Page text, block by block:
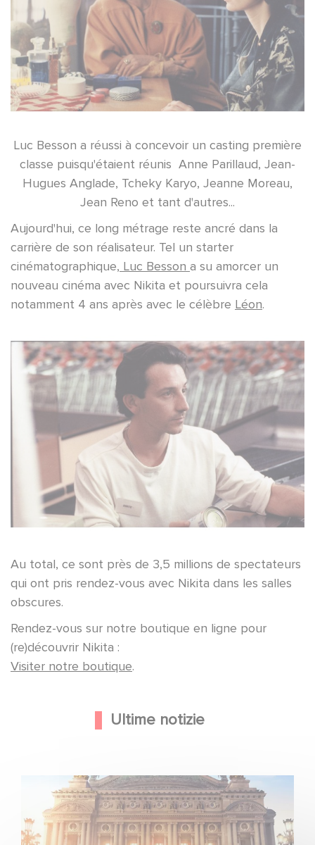
Luc Besson a réussi à concevoir un casting première
classe puisqu'étaient réunis Anne Parillaud, Jean-
Hugues Anglade, Tcheky Karyo, Jeanne Moreau,
Jean Reno et tant d'autres...
Aujourd'hui, ce long métrage reste ancré dans la
carrière de son réalisateur. Tel un starter
cinématographique, Luc Besson a su amorcer un
nouveau cinéma avec Nikita et poursuivra cela
notamment 4 ans après avec le célèbre Léon.
Au total, ce sont près de 3,5 millions de spectateurs
qui ont pris rendez-vous avec Nikita dans les salles
obscures.
Rendez-vous sur notre boutique en ligne pour
(re)découvrir Nikita :
Visiter notre boutique.
Ultime notizie
Gaumont e Good Hero annunciano il seguito di Ballerina